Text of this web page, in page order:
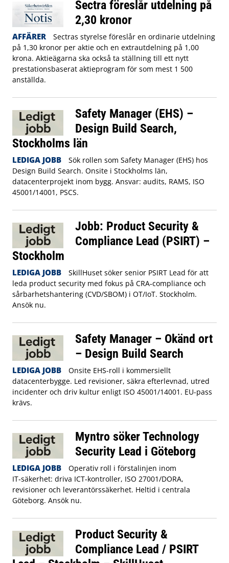
Sectra föreslår utdelning på
2,30 kronor
AFFÄRER
Sectras styrelse föreslår en ordinarie utdelning
på 1,30 kronor per aktie och en extrautdelning på 1,00
krona. Aktieägarna ska också ta ställning till ett nytt
prestationsbaserat aktieprogram för som mest 1 500
anställda.
Safety Manager (EHS) –
Design Build Search,
Stockholms län
LEDIGA JOBB
Sök rollen som Safety Manager (EHS) hos
Design Build Search. Onsite i Stockholms län,
datacenterprojekt inom bygg. Ansvar: audits, RAMS, ISO
45001/14001, PSCS.
Jobb: Product Security &
Compliance Lead (PSIRT) –
Stockholm
LEDIGA JOBB
SkillHuset söker senior PSIRT Lead för att
leda product security med fokus på CRA‑compliance och
sårbarhetshantering (CVD/SBOM) i OT/IoT. Stockholm.
Ansök nu.
Safety Manager – Okänd ort
– Design Build Search
LEDIGA JOBB
Onsite EHS-roll i kommersiellt
datacenterbygge. Led revisioner, säkra efterlevnad, utred
incidenter och driv kultur enligt ISO 45001/14001. EU-pass
krävs.
Myntro söker Technology
Security Lead i Göteborg
LEDIGA JOBB
Operativ roll i förstalinjen inom
IT‑säkerhet: driva ICT‑kontroller, ISO 27001/DORA,
revisioner och leverantörssäkerhet. Heltid i centrala
Göteborg. Ansök nu.
Product Security &
Compliance Lead / PSIRT